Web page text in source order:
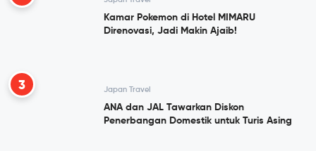
Kamar Pokemon di Hotel MIMARU
Direnovasi, Jadi Makin Ajaib!
3 Japan Travel
ANA dan JAL Tawarkan Diskon
Penerbangan Domestik untuk Turis Asing